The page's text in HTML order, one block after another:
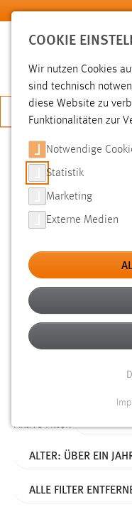
Zum Hauptinhalt springen
SUCHE
FILTER
Typ
Erstellungsdatum
Alter
Aktive Filter:
ALTER: ÜBER EIN
ALLE FILTER
COOKIE
Wir nutzen Cookies
sind technisch
diese Website zu
Funktionalitäten zur
Notwendige
Statistik
Marketing
Externe Medien
Funktionen und